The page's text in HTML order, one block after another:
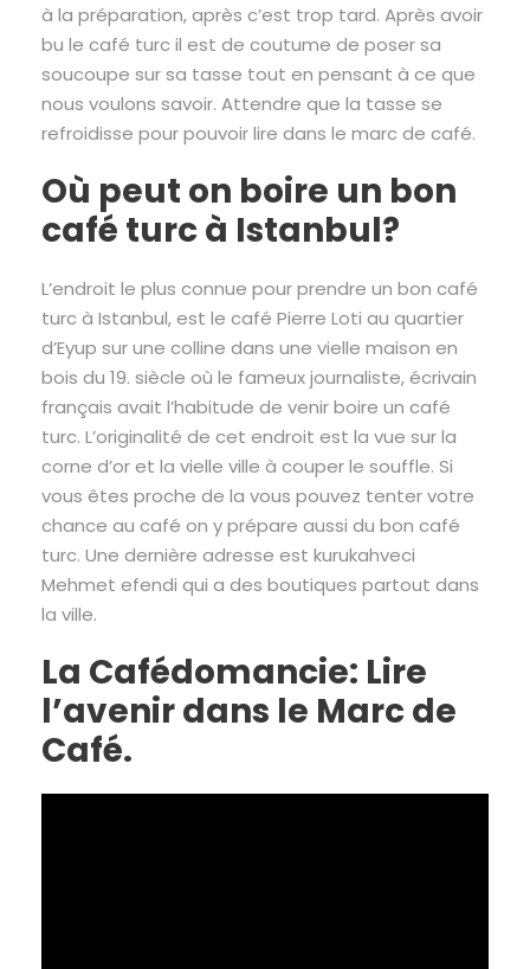
à la préparation, après c’est trop tard. Après avoir
bu le café turc il est de coutume de poser sa
soucoupe sur sa tasse tout en pensant à ce que
nous voulons savoir. Attendre que la tasse se
refroidisse pour pouvoir lire dans le marc de café.
Où peut on boire un bon
café turc à Istanbul?
L’endroit le plus connue pour prendre un bon café
turc à Istanbul, est le café Pierre Loti au quartier
d’Eyup sur une colline dans une vielle maison en
bois du 19. siècle où le fameux journaliste, écrivain
français avait l’habitude de venir boire un café
turc. L’originalité de cet endroit est la vue sur la
corne d’or et la vielle ville à couper le souffle. Si
vous êtes proche de la vous pouvez tenter votre
chance au café on y prépare aussi du bon café
turc. Une dernière adresse est kurukahveci
Mehmet efendi qui a des boutiques partout dans
la ville.
La Cafédomancie: Lire
l’avenir dans le Marc de
Café.